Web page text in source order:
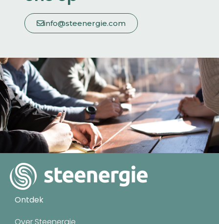
info@steenergie.com
Ontdek
Over Steenergie